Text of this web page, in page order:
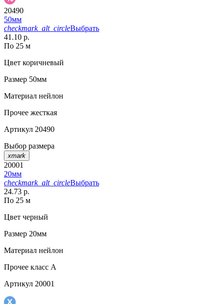
20490
50мм
checkmark_alt_circleВыбрать
41.10 р.
По 25 м
Цвет коричневый
Размер 50мм
Материал нейлон
Прочее жесткая
Артикул 20490
Выбор размера
xmark
20001
20мм
checkmark_alt_circleВыбрать
24.73 р.
По 25 м
Цвет черный
Размер 20мм
Материал нейлон
Прочее класс А
Артикул 20001